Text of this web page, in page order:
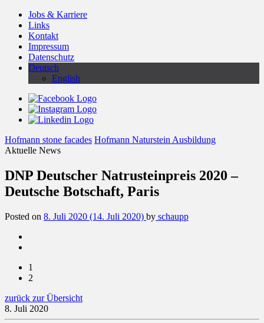
Jobs & Karriere
Links
Kontakt
Impressum
Datenschutz
Deutsch
English
Hofmann stone facades Hofmann Naturstein Ausbildung
Aktuelle News
DNP Deutscher Natrusteinpreis 2020 –
Deutsche Botschaft, Paris
Posted on 8. Juli 2020 (14. Juli 2020) by schaupp
1
2
zurück zur Übersicht
8. Juli 2020